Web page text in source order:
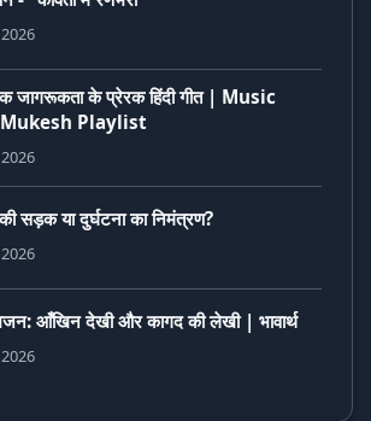
जागरूकता के प्रेरक हिंदी गीत | Music
Playlist
सड़क या दुर्घटना का निमंत्रण?
आँखिन देखी और कागद की लेखी | भावार्थ